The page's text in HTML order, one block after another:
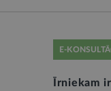
E-
Īrniekam